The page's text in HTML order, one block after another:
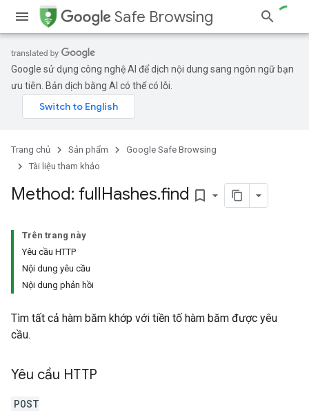
Safe Browsing
Google sử dụng công nghệ AI để dịch nội dung sang ngôn ngữ bạn
ưu tiên. Bản dịch bằng AI có thể có lỗi.
Trang chủ Sản phẩm
Google Safe Browsing
Tài liệu tham khảo
Method: fullHashes.find bookmark_border
Trên trang này
Yêu cầu HTTP
Nội dung yêu cầu
Nội dung phản hồi
Tìm tất cả hàm băm khớp với tiền tố hàm băm được yêu
cầu.
Yêu cầu HTTP
POST